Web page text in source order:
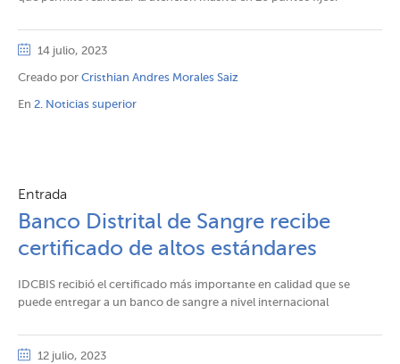
14 julio, 2023
Creado por Cristhian Andres Morales Saiz
En 2. Noticias superior
Entrada
Banco Distrital de Sangre recibe
certificado de altos estándares
IDCBIS recibió el certificado más importante en calidad que se
puede entregar a un banco de sangre a nivel internacional
12 julio, 2023